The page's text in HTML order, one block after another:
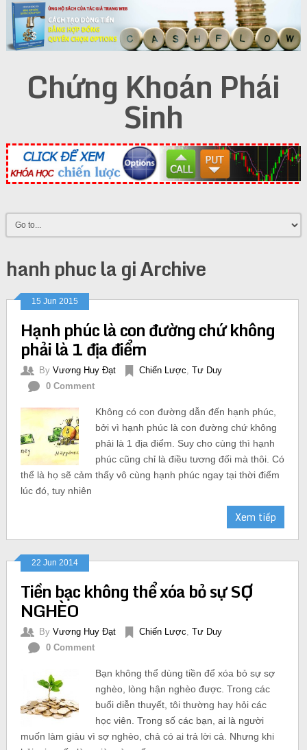
Chứng Khoán Phái
Sinh
hanh phuc la gi Archive
15 Jun 2015
Hạnh phúc là con đường chứ không
phải là 1 địa điểm
By Vương Huy Đạt Chiến Lược Tư Duy
0 Comment
Không có con đường dẫn đến hạnh phúc,
bởi vì hạnh phúc là con đường chứ không
phải là 1 địa điểm. Suy cho cùng thì hạnh
phúc cũng chỉ là điều tương đối mà thôi. Có
thể là họ sẽ cảm thấy vô cùng hạnh phúc ngay tại thời điểm
lúc đó, tuy nhiên
Xem tiếp
22 Jun 2014
Tiền bạc không thể xóa bỏ sự SỢ
NGHÈO
By Vương Huy Đạt Chiến Lược Tư Duy
0 Comment
Bạn không thể dùng tiền để xóa bỏ sự sợ
nghèo, lòng hận nghèo được. Trong các
buổi diễn thuyết, tôi thường hay hỏi các
học viên. Trong số các bạn, ai là người
muốn làm giàu vì sợ nghèo, chả có ai trả lời cả. Nhưng khi